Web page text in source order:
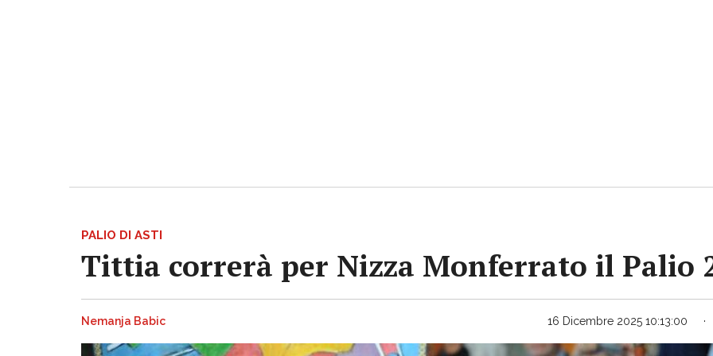
PALIO DI ASTI
Tittia correrà per Nizza Monferrato il Palio
Nemanja Babic 16 Dicembre 2025 10:13:00